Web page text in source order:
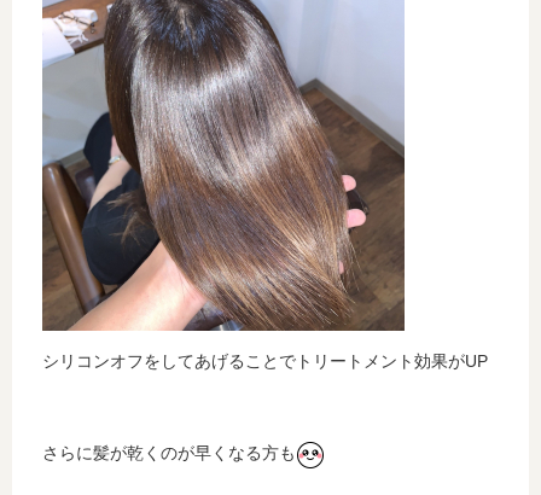
シリコンオフをしてあげることでトリートメント効果がUP
さらに髪が乾くのが早くなる方も